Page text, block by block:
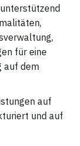
für eine
auf dem
auf
und auf